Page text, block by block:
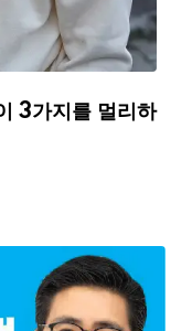
3가지를 멀리하